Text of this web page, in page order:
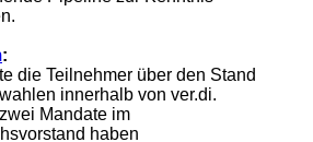
:
die Teilnehmer über den Stand
innerhalb von ver.di.
Mandate im
haben